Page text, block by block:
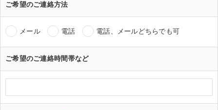
ご希望のご連絡方法
メール 電話 電話、メールどちらでも可
ご希望のご連絡時間帯など